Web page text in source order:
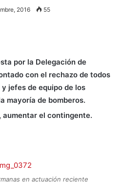
2016 55
por la Delegación de
con el rechazo de todos
jefes de equipo de los
mayoría de bomberos.
aumentar el contingente.
en actuación reciente